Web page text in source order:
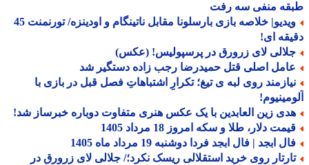
منفی سه رفت
ویدیو| خلاصه بازی بارسلونا مقابل ناتینگام و اودینزه/ تورنمنت 45
ای!
لای زرورق در پرسپولیس! (عکس)
اصلی قتل حمیدرضا رجب زاده دستگیر شد
روی لبه ی تیغ؛ تکرارِ اشتباهاتِ فصل قبل در بازی با
زین العابدین با یک عکس هنری متفاوت دوباره خبرساز شد!
دلار، طلا و سکه امروز 18 مرداد 1405
ابجد | فال ابجد فردا دوشنبه 19 مرداد ماه 1405
روی خرید استقلالی ریسک نکرد؛/ جلالی لای زرورق در